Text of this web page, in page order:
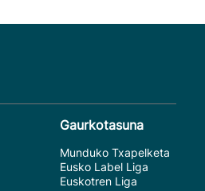
Gaurkotasuna
Munduko Txapelketa
Eusko Label Liga
Euskotren Liga